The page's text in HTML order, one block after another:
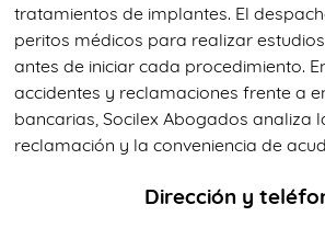
tratamientos de implantes. El
peritos médicos para realizar
antes de iniciar cada procedimiento.
accidentes y reclamaciones frente a
bancarias, Socilex Abogados analiza
reclamación y la conveniencia de
Dirección y